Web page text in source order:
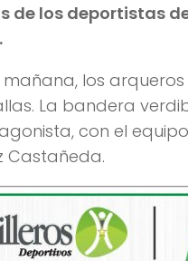
de los deportistas
mañana, los
La bandera
con el
Castañeda.